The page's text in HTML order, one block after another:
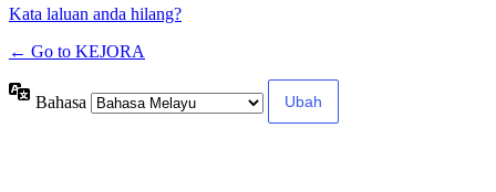
Kata laluan anda hilang?
← Go to KEJORA
Bahasa